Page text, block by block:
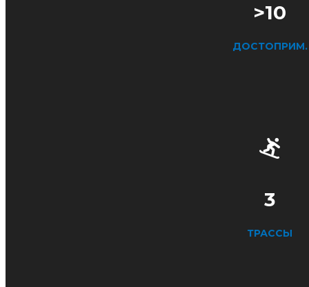
>10
ДОСТОПРИМ.
3
ТРАССЫ